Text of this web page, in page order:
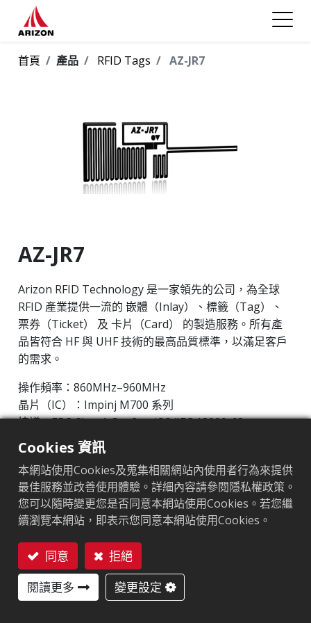
首頁 產品 RFID Tags AZ-JR7
AZ-JR7
Arizon RFID Technology 是一家領先的公司，為全球
RFID 產業提供一流的 嵌體（Inlay）、標籤（Tag）、
票券（Ticket） 及 卡片（Card） 的製造服務。所有產
品皆符合 HF 與 UHF 技術的最高品質標準，以滿足客戶
的需求。
操作頻率：860MHz–960MHz
晶片（IC）：Impinj M700 系列
協議：EPC Class1 Gen2 ‧ ISO/IEC 18000-63
市場區隔:零售
晶片:Impinj M700 Series
天線尺寸（mm）:42x11.5
EPC記憶體: 128 bits/96 bits
用戶記憶體:0/32 bits
Cookies 資訊
本網站使用Cookies及蒐集相關網站內使用者行為來提供
最佳服務並改善使用體驗。詳細內容請參閱隱私權政策。
您可以隨時變更您是否同意本網站使用Cookies。若您繼
續瀏覽本網站，即表示您同意本網站使用Cookies。
同意
拒絕
閱讀更多
變更設定